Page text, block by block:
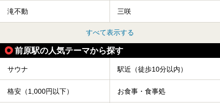
滝不動 三咲
すべて表示する
前原駅の人気テーマから探す
サウナ 駅近（徒歩10分以内）
格安（1,000円以下） お食事・食事処